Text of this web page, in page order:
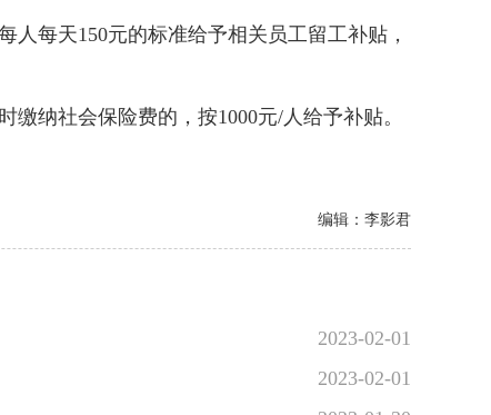
每天150元的标准给予相关员工留工补贴，
纳社会保险费的，按1000元/人给予补贴。
编辑：李影君
2023-02-01
2023-02-01